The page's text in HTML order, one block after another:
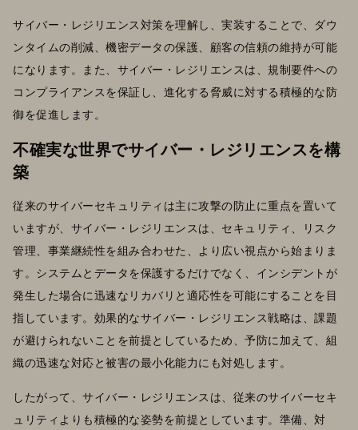
サイバー・レジリエンス対策を理解し、実装することで、ダウ
ンタイムの削減、機密データの保護、顧客の信頼の維持が可能
になります。また、サイバー・レジリエンスは、規制要件への
コンプライアンスを保証し、進化する脅威に対する積極的な防
御を促進します。
不確実な世界でサイバー・レジリエンスを構
築
従来のサイバーセキュリティは主に攻撃の防止に重点を置いて
いますが、サイバー・レジリエンスは、セキュリティ、リスク
管理、事業継続性を組み合わせた、より広い視点から始まりま
す。システムとデータを保護するだけでなく、インシデントが
発生した場合に迅速なリカバリと適応性を可能にすることを目
指しています。効果的なサイバー・レジリエンス戦略は、課題
が避けられないことを前提としているため、予防に加えて、組
織の迅速な対応と被害の最小化能力にも対処します。
したがって、サイバー・レジリエンスは、従来のサイバーセキ
ュリティよりも積極的な姿勢を前提としています。準備、対